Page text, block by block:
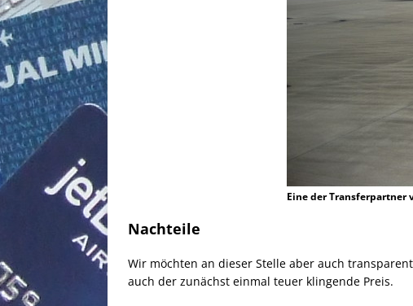
Eine der Transferpartner
Nachteile
Wir möchten an dieser Stelle aber auch
auch der zunächst einmal teuer klingende Preis.